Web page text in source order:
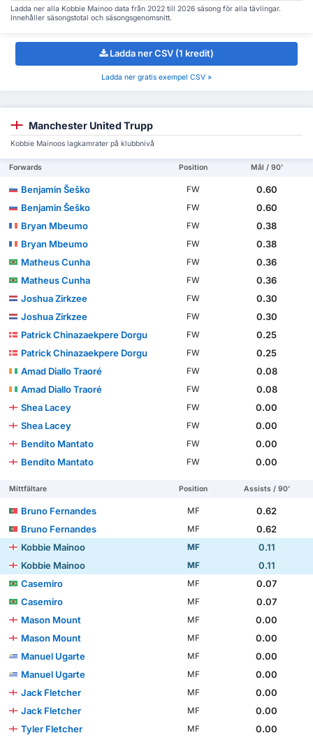
Ladda ner alla Kobbie Mainoo data från 2022 till 2026 säsong för alla tävlingar.
Innehåller säsongstotal och säsongsgenomsnitt.
Ladda ner CSV (1 kredit)
Ladda ner gratis exempel CSV »
Manchester United Trupp
Kobbie Mainoos lagkamrater på klubbnivå
Forwards Position Mål / 90'
Benjamin Šeško FW
0.60
Benjamin Šeško
FW
0.60
Bryan Mbeumo
FW
0.38
Bryan Mbeumo
FW
0.38
Matheus Cunha
FW
0.36
Matheus Cunha
FW
0.36
Joshua Zirkzee
FW
0.30
Joshua Zirkzee
FW
0.30
Patrick Chinazaekpere Dorgu
FW
0.25
Patrick Chinazaekpere Dorgu
FW
0.25
Amad Diallo Traoré
FW
0.08
Amad Diallo Traoré
FW
0.08
Shea Lacey
FW
0.00
Shea Lacey
FW
0.00
Bendito Mantato
FW
0.00
Bendito Mantato
FW 0.00
Mittfältare Position Assists / 90'
Bruno Fernandes MF
0.62
Bruno Fernandes
MF
0.62
Kobbie Mainoo
MF
0.11
Kobbie Mainoo
MF
0.11
Casemiro
MF
0.07
Casemiro
MF
0.07
Mason Mount
MF
0.00
Mason Mount
MF
0.00
Manuel Ugarte
MF
0.00
Manuel Ugarte
MF
0.00
Jack Fletcher
MF
0.00
Jack Fletcher
MF
0.00
Tyler Fletcher
MF
0.00